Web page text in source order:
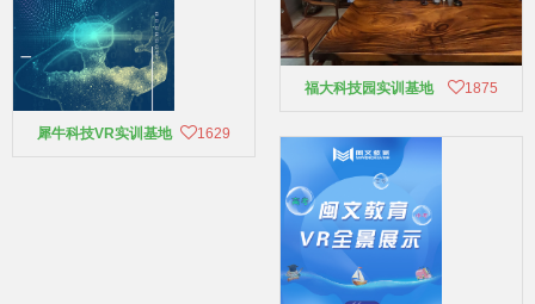
犀牛科技VR实训基地 1629
福大科技园实训基地 1875